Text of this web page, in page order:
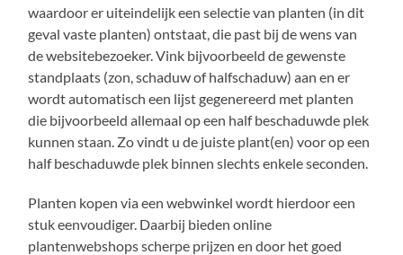
waardoor er uiteindelijk een selectie van planten (in dit
geval vaste planten) ontstaat, die past bij de wens van
de websitebezoeker. Vink bijvoorbeeld de gewenste
standplaats (zon, schaduw of halfschaduw) aan en er
wordt automatisch een lijst gegenereerd met planten
die bijvoorbeeld allemaal op een half beschaduwde plek
kunnen staan. Zo vindt u de juiste plant(en) voor op een
half beschaduwde plek binnen slechts enkele seconden.
Planten kopen via een webwinkel wordt hierdoor een
stuk eenvoudiger. Daarbij bieden online
plantenwebshops scherpe prijzen en door het goed